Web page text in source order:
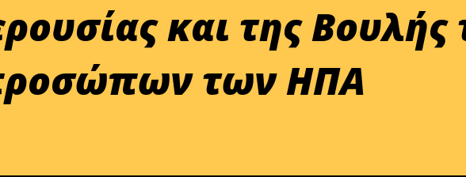
και της
των ΗΠΑ